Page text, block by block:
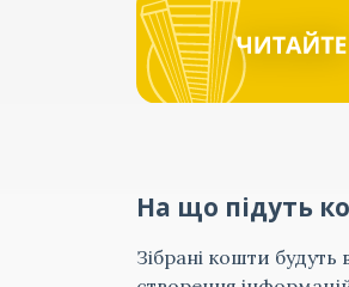
На що підуть
Зібрані кошти будуть